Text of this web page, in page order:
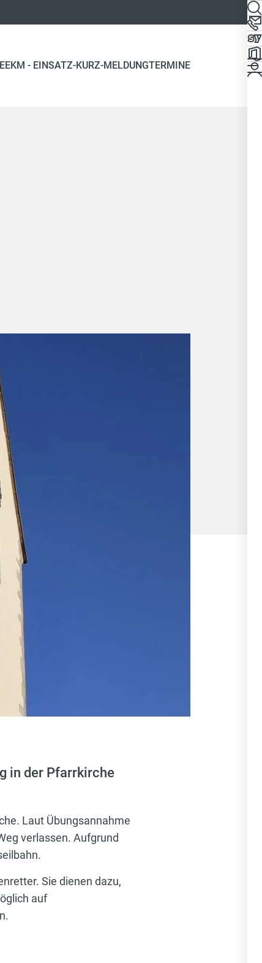
EKM - EINSATZ-KURZ-MELDUNGTERMINE
in der Pfarrkirche
Laut Übungsannahme
verlassen. Aufgrund
Sie dienen dazu,
auf